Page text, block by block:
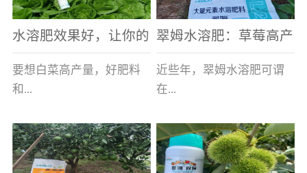
数，连年的重茬、土壤板
结等原因，导致土壤差，
作物根系...
商的电话，就开始在草莓
大棚里忙碌。为什么窦大
哥家的草...
水溶肥效果好，让你的
白菜增产不是问题
要想白菜高产量，好肥料
和...
好的技术管理缺一不可，
相信广大白菜种植户们都
翠姆水溶肥：草莓高产
的好帮手
近些年，翠姆水溶肥可谓
在...
河北草莓区域话题不减，
不但在草莓上表现效果明